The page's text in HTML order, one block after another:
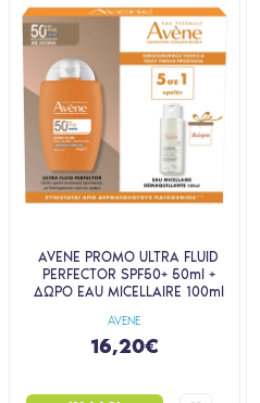
AVENE
AVENE PROMO ULTRA FLUID
PERFECTOR SPF50+ 50ml +
ΔΩΡΟ EAU MICELLAIRE 100ml
16,20€